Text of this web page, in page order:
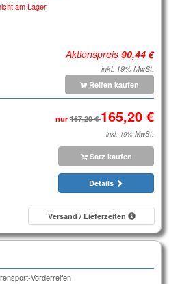
am Lager
Aktionspreis
inkl. 19% MwSt.
Reifen kaufen
nur
inkl. 19% MwSt.
Satz kaufen
Details
Versand / Lieferzeiten
Vorderreifen